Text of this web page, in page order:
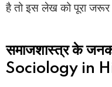
है तो इस लेख को पूरा जरूर
समाजशास्त्र के
Sociology in